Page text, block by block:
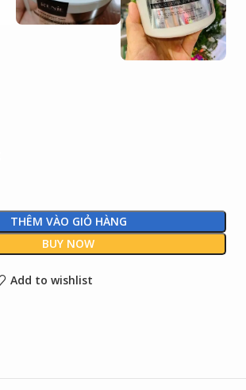
THÊM VÀO GIỎ HÀNG
BUY NOW
Add to wishlist